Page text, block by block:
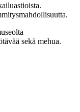
sekä mehua.